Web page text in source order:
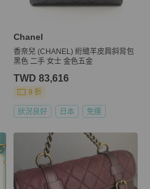
Chanel
香奈兒 (CHANEL) 絎縫羊皮肩斜背包
黑色 二手 女士 金色五金
TWD 83,616
9 折
狀況良好 日本 免運